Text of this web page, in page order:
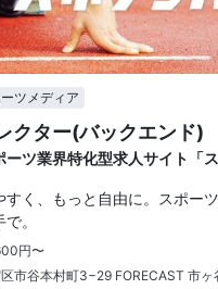
ツメディア
クター(バックエンド)
ーツ業界特化型求人サイト「
すく、もっと自由に。スポー
。
円〜